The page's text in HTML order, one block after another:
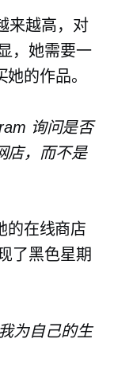
来越高，对
，她需要一
的作品。
询问是否
店，而不是
的在线商店
了黑色星期
为自己的生